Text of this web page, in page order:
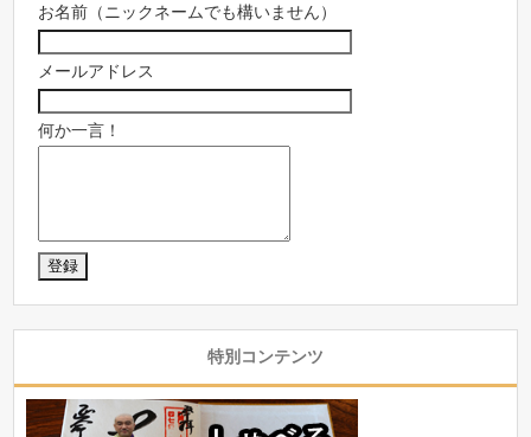
お名前（ニックネームでも構いません）
メールアドレス
何か一言！
特別コンテンツ